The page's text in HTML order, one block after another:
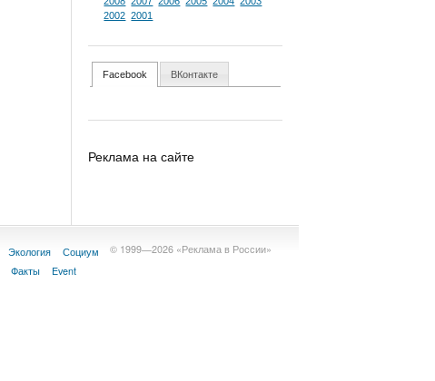
2002 2001
Facebook ВКонтакте
Реклама на сайте
© 1999—2026 «Реклама в России»
Экология
Социум
Факты
Event